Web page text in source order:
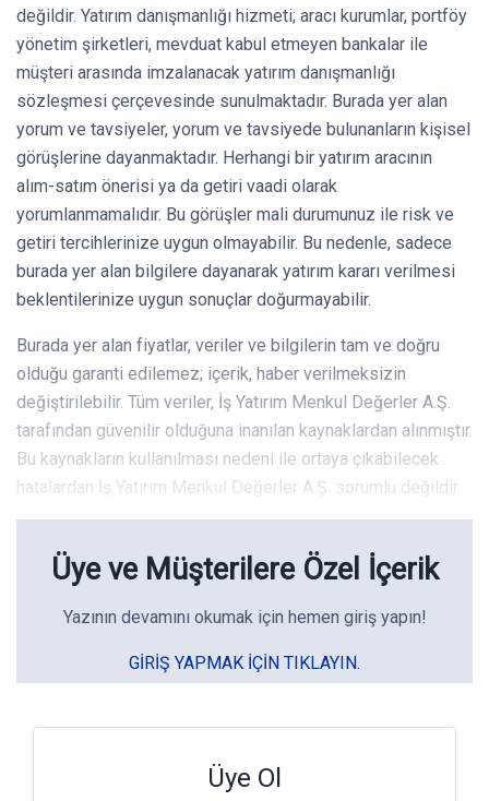
değildir. Yatırım danışmanlığı hizmeti; aracı kurumlar, portföy
yönetim şirketleri, mevduat kabul etmeyen bankalar ile
müşteri arasında imzalanacak yatırım danışmanlığı
sözleşmesi çerçevesinde sunulmaktadır. Burada yer alan
yorum ve tavsiyeler, yorum ve tavsiyede bulunanların kişisel
görüşlerine dayanmaktadır. Herhangi bir yatırım aracının
alım-satım önerisi ya da getiri vaadi olarak
yorumlanmamalıdır. Bu görüşler mali durumunuz ile risk ve
getiri tercihlerinize uygun olmayabilir. Bu nedenle, sadece
burada yer alan bilgilere dayanarak yatırım kararı verilmesi
beklentilerinize uygun sonuçlar doğurmayabilir.
Burada yer alan fiyatlar, veriler ve bilgilerin tam ve doğru
olduğu garanti edilemez; içerik, haber verilmeksizin
değiştirilebilir. Tüm veriler, İş Yatırım Menkul Değerler A.Ş.
tarafından güvenilir olduğuna inanılan kaynaklardan alınmıştır.
Bu kaynakların kullanılması nedeni ile ortaya çıkabilecek
hatalardan İş Yatırım Menkul Değerler A.Ş. sorumlu değildir.
Üye ve Müşterilere Özel İçerik
Yazının devamını okumak için hemen giriş yapın!
GIRIŞ YAPMAK IÇIN TIKLAYIN.
Üye Ol